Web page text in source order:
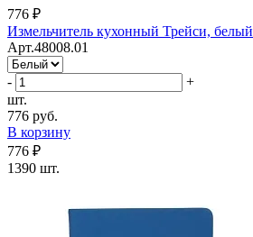
776 ₽
Измельчитель кухонный Трейси, белый
Арт.48008.01
-
+
шт.
776 руб.
В корзину
776 ₽
1390 шт.